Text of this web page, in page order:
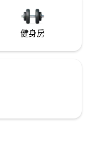
健身房